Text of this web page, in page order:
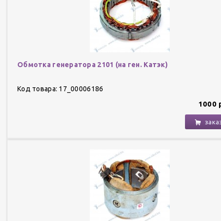
Обмотка генератора 2101 (на ген. Катэк)
Код товара: 17_00006186
1000